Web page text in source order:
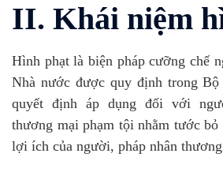
II. Khái niệm
Hình phạt là biện pháp cưỡng chế
Nhà nước được quy định trong
quyết định áp dụng đối với
thương mại phạm tội nhằm tước bỏ
lợi ích của người, pháp nhân